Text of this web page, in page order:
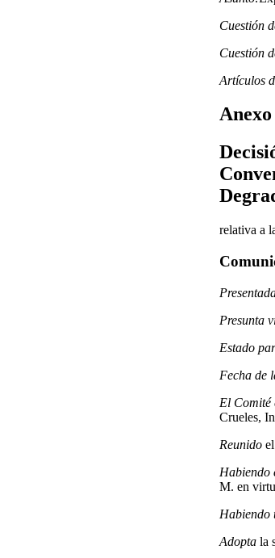
Cuestión
Cuestión
Artículos
Anexo
relativa a
Presunta
Estado
Fecha de
El Comité
Crueles,
Reunido
Habiendo
M. en
Habiendo
Adopta la